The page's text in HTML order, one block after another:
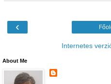
‹
Internetes
About Me